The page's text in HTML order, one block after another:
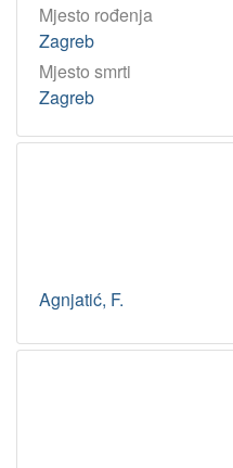
Mjesto rođenja
Zagreb
Mjesto smrti
Zagreb
Agnjatić, F.